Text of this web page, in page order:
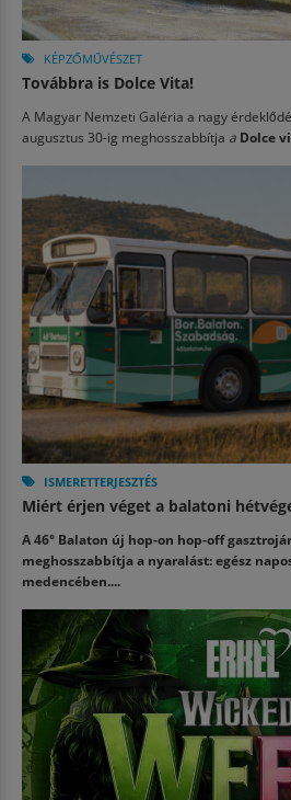
KÉPZŐMŰVÉSZET
Továbbra is Dolce Vita!
A Magyar Nemzeti Galéria a nagy
augusztus 30-ig meghosszabbítja a Dolce
ISMERETTERJESZTÉS
Miért érjen véget a balatoni
A 46° Balaton új hop-on hop-off
meghosszabbítja a nyaralást: egész
medencében....